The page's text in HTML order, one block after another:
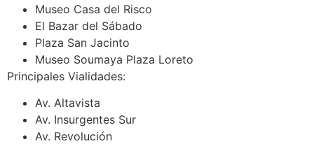
Museo Casa del Risco
El Bazar del Sábado
Plaza San Jacinto
Museo Soumaya Plaza Loreto
Principales Vialidades:
Av. Altavista
Av. Insurgentes Sur
Av. Revolución